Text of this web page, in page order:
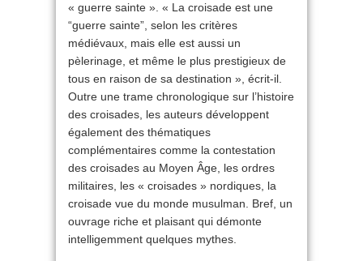
« guerre sainte ». « La croisade est une
“guerre sainte”, selon les critères
médiévaux, mais elle est aussi un
pèlerinage, et même le plus prestigieux de
tous en raison de sa destination », écrit-il.
Outre une trame chronologique sur l’histoire
des croisades, les auteurs développent
également des thématiques
complémentaires comme la contestation
des croisades au Moyen Âge, les ordres
militaires, les « croisades » nordiques, la
croisade vue du monde musulman. Bref, un
ouvrage riche et plaisant qui démonte
intelligemment quelques mythes.